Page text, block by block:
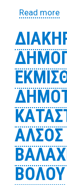
Read more
ΒΟΛΟΥ